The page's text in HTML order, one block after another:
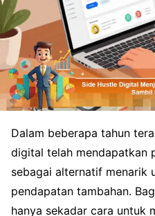
Dalam beberapa tahun
digital telah mendapatkan
sebagai alternatif menarik
pendapatan tambahan.
hanya sekadar cara untuk